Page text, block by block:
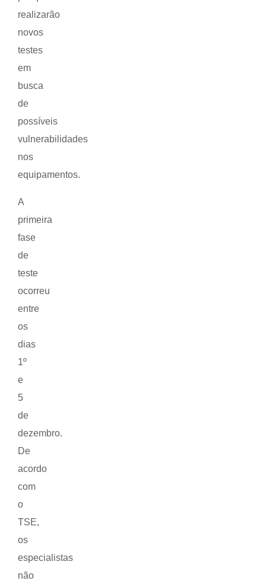
realizarão
novos
testes
em
busca
de
possíveis
vulnerabilidades
nos
equipamentos.
A
primeira
fase
de
teste
ocorreu
entre
os
dias
1º
e
5
de
dezembro.
De
acordo
com
o
TSE,
os
especialistas
não